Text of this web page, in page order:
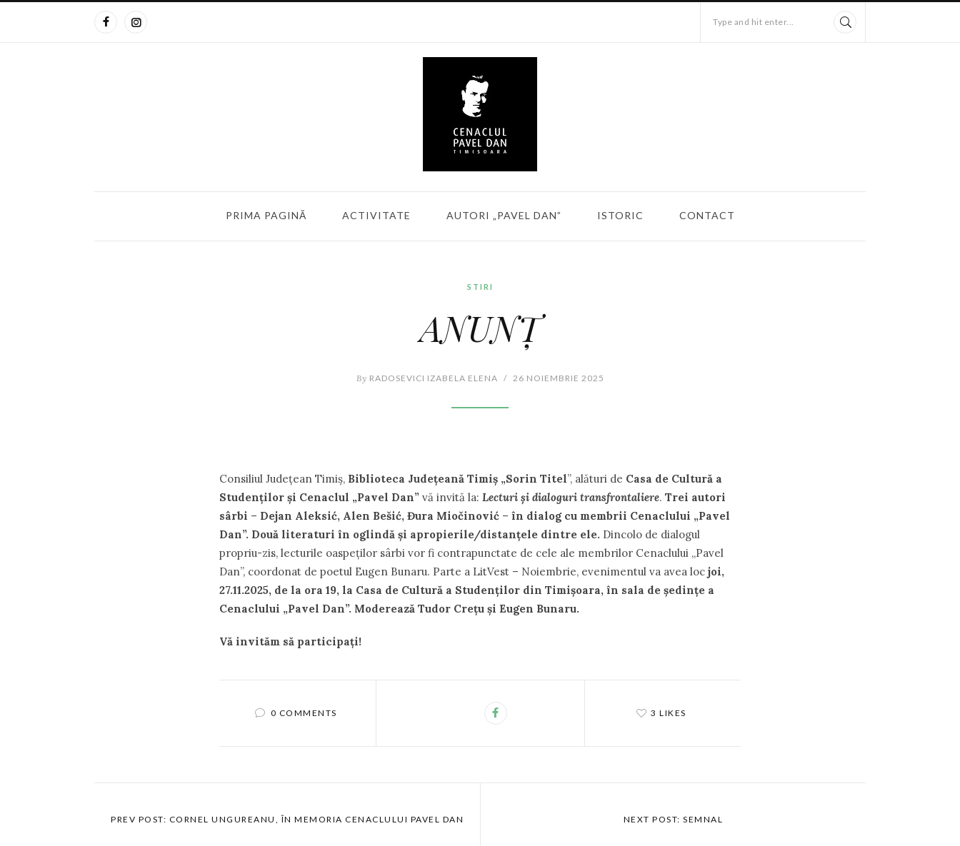
Type and hit enter...
PRIMA PAGINĂ ACTIVITATE AUTORI „PAVEL DAN” ISTORIC CONTACT
STIRI
ANUNȚ
By RADOSEVICI IZABELA ELENA / 26 NOIEMBRIE 2025
Consiliul Județean Timiș, Biblioteca Județeană Timiș „Sorin Titel”, alături de Casa de Cultură a
Studenților și Cenaclul „Pavel Dan” vă invită la: Lecturi și dialoguri transfrontaliere. Trei autori
sârbi – Dejan Aleksić, Alen Bešić, Đura Miočinović – în dialog cu membrii Cenaclului „Pavel
Dan”. Două literaturi în oglindă și apropierile/distanțele dintre ele. Dincolo de dialogul
propriu-zis, lecturile oaspeților sârbi vor fi contrapunctate de cele ale membrilor Cenaclului „Pavel
Dan”, coordonat de poetul Eugen Bunaru. Parte a LitVest – Noiembrie, evenimentul va avea loc joi,
27.11.2025, de la ora 19, la Casa de Cultură a Studenților din Timișoara, în sala de ședințe a
Cenaclului „Pavel Dan”. Moderează Tudor Crețu și Eugen Bunaru.
Vă invităm să participaţi!
0 COMMENTS 3 LIKES
PREV POST: CORNEL UNGUREANU, ÎN MEMORIA CENACLULUI PAVEL DAN NEXT POST: SEMNAL